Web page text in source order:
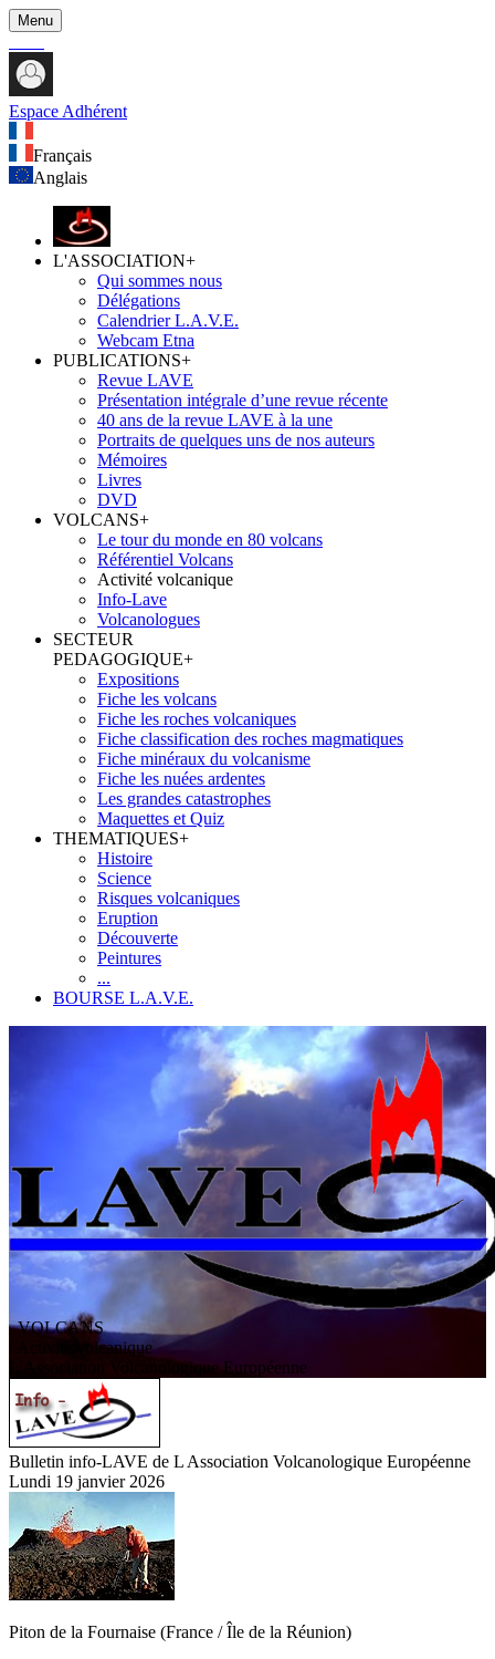
Menu
Espace Adhérent
Français
Anglais
L'ASSOCIATION+
Qui sommes nous
Délégations
Calendrier L.A.V.E.
Webcam Etna
PUBLICATIONS+
Revue LAVE
Présentation intégrale d’une revue récente
40 ans de la revue LAVE à la une
Portraits de quelques uns de nos auteurs
Mémoires
Livres
DVD
VOLCANS+
Le tour du monde en 80 volcans
Référentiel Volcans
Activité volcanique
Info-Lave
Volcanologues
SECTEUR
PEDAGOGIQUE+
Expositions
Fiche les volcans
Fiche les roches volcaniques
Fiche classification des roches magmatiques
Fiche minéraux du volcanisme
Fiche les nuées ardentes
Les grandes catastrophes
Maquettes et Quiz
THEMATIQUES+
Histoire
Science
Risques volcaniques
Eruption
Découverte
Peintures
...
BOURSE L.A.V.E.
VOLCANS
/ Activité volcanique
ssociation V olcanologiqueEuropéenne
Bulletin info-LAVE de L Association Volcanologique Européenne
Lundi 19 janvier 2026
Piton de la Fournaise (France / Île de la Réunion)